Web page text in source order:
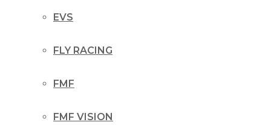
EVS
FLY RACING
FMF
FMF VISION